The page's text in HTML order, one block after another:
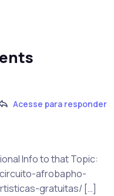
Acesse para responder
Info to that Topic:
afrobapho-
gratuitas/ […]